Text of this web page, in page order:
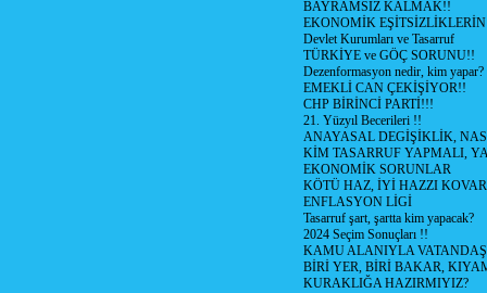
BAYRAMSIZ KALMAK!!
EKONOMİK
Devlet Kurumları ve Tasarruf
TÜRKİYE ve GÖÇ SORUNU!!
Dezenformasyon nedir, kim yapar?
EMEKLİ CAN ÇEKİŞİYOR!!
CHP BİRİNCİ PARTİ!!!
21. Yüzyıl Becerileri !!
ANAYASAL DEGİŞİKLİK,
KİM TASARRUF YAPMALI,
EKONOMİK SORUNLAR
KÖTÜ HAZ, İYİ HAZZI
ENFLASYON LİGİ
Tasarruf şart, şartta kim yapacak?
2024 Seçim Sonuçları !!
KAMU ALANIYLA
BİRİ YER, BİRİ BAKAR,
KURAKLIĞA HAZIRMIYIZ?